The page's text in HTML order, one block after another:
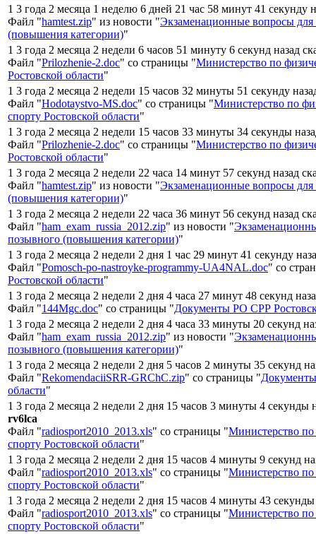
1 3 года 2 месяца 1 неделю 6 дней 21 час 58 минут 41 секунду
Файл "hamtest.zip" из новости "Экзаменационные вопросы
(повышения категории)"
1 3 года 2 месяца 2 недели 6 часов 51 минуту 6 секунд назад
Файл "Prilozhenie-2.doc" со страницы "Министерство по
Ростовской области"
1 3 года 2 месяца 2 недели 15 часов 32 минуты 51 секунду
Файл "Hodotaystvo-MS.doc" со страницы "Министерство по
спорту Ростовской области"
1 3 года 2 месяца 2 недели 15 часов 33 минуты 34 секунды
Файл "Prilozhenie-2.doc" со страницы "Министерство по
Ростовской области"
1 3 года 2 месяца 2 недели 22 часа 14 минут 57 секунд назад
Файл "hamtest.zip" из новости "Экзаменационные вопросы
(повышения категории)"
1 3 года 2 месяца 2 недели 22 часа 36 минут 56 секунд назад
Файл "ham_exam_russia_2012.zip" из новости "
позывного (повышения категории)"
1 3 года 2 месяца 2 недели 2 дня 1 час 29 минут 41 секунду
Файл "Pomosch-po-nastroyke-programmy-UA4NAL.doc" со
Ростовской области"
1 3 года 2 месяца 2 недели 2 дня 4 часа 27 минут 48 секунд
Файл "144Mgc.doc" со страницы "Документы РО СРР
1 3 года 2 месяца 2 недели 2 дня 4 часа 33 минуты 20 секунд
Файл "ham_exam_russia_2012.zip" из новости "
позывного (повышения категории)"
1 3 года 2 месяца 2 недели 2 дня 5 часов 2 минуты 35 секунд
Файл "RekomendaciiSRR-GRChC.zip" со страницы "
области"
1 3 года 2 месяца 2 недели 2 дня 15 часов 3 минуты 4 секунды
rv6lca
Файл "radiosport2010_2013.xls" со страницы "Министерство по
спорту Ростовской области"
1 3 года 2 месяца 2 недели 2 дня 15 часов 4 минуты 9 секунд
Файл "radiosport2010_2013.xls" со страницы "Министерство по
спорту Ростовской области"
1 3 года 2 месяца 2 недели 2 дня 15 часов 4 минуты 43 секунды
Файл "radiosport2010_2013.xls" со страницы "Министерство по
спорту Ростовской области"